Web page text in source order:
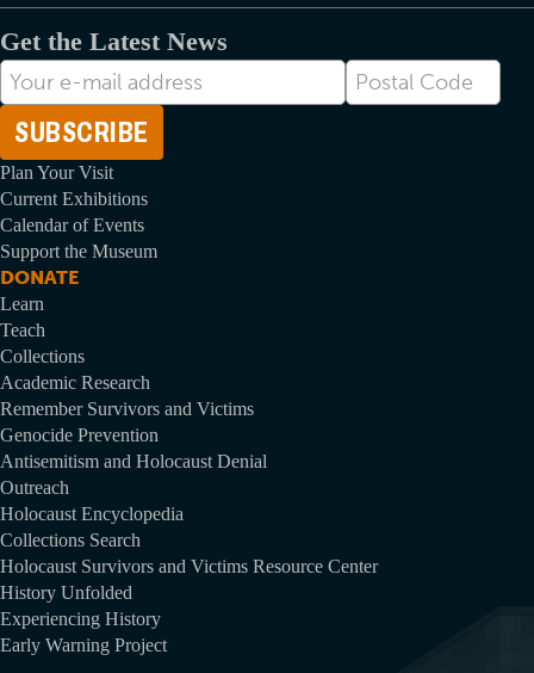
Get the Latest News
ایمیل
شما
Postal
Code
Plan Your Visit
Current Exhibitions
Calendar of Events
Support the Museum
DONATE
Learn
Teach
Collections
Academic Research
Remember Survivors and Victims
Genocide Prevention
Antisemitism and Holocaust Denial
Outreach
Holocaust Encyclopedia
Collections Search
Holocaust Survivors and Victims Resource Center
History Unfolded
Experiencing History
Early Warning Project